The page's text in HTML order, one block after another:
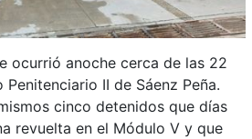
ocurrió anoche cerca de las 22
II de Sáenz Peña.
cinco detenidos que días
revuelta en el Módulo V y que